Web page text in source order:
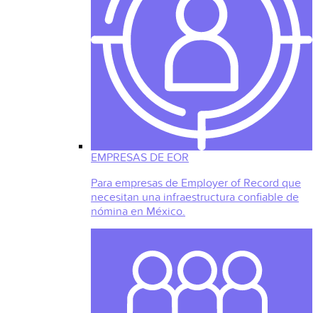
EMPRESAS DE EOR
Para empresas de Employer of Record que
necesitan una infraestructura confiable de
nómina en México.